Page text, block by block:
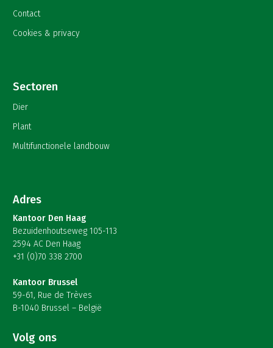
Contact
Cookies & privacy
Sectoren
Dier
Plant
Multifunctionele landbouw
Adres
Kantoor Den Haag
Bezuidenhoutseweg 105-113
2594 AC Den Haag
+31 (0)70 338 2700
Kantoor Brussel
59-61, Rue de Trèves
B-1040 Brussel – België
Volg ons